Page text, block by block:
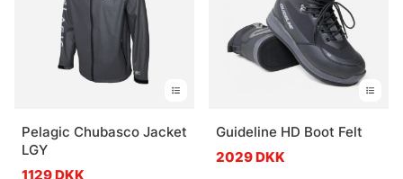
Pelagic Chubasco Jacket
LGY
1129 DKK
Guideline HD Boot Felt
2029 DKK